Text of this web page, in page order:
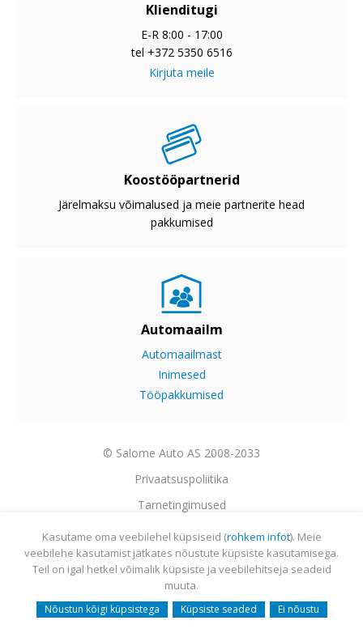
Klienditugi
E-R 8:00 - 17:00
tel +372 5350 6516
Kirjuta meile
Koostööpartnerid
Järelmaksu võimalused ja meie partnerite head
pakkumised
Automaailm
Automaailmast
Inimesed
Tööpakkumised
© Salome Auto AS 2008-2033
Privaatsuspoliitika
Tarnetingimused
Garantii
Utiliseerimine
Sisukaart
Webmail
Kasutame oma veebilehel küpsiseid (rohkem infot). Meie
veebilehe kasutamist jätkates nõustute küpsiste kasutamisega.
Teil on igal hetkel võimalik küpsiste ja veebilehitseja seadeid
muuta.
Nõustun kõigi küpsistega Küpsiste seaded Ei nõustu